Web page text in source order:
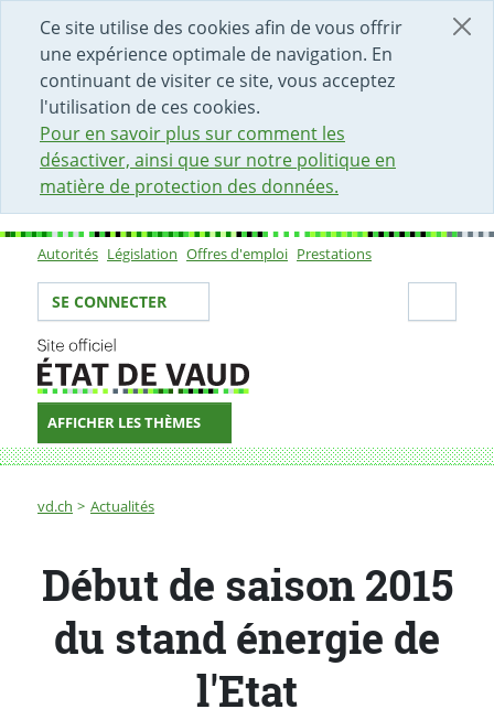
Ce site utilise des cookies afin de vous offrir
une expérience optimale de navigation. En
continuant de visiter ce site, vous acceptez
l'utilisation de ces cookies.
Pour en savoir plus sur comment les
désactiver, ainsi que sur notre politique en
matière de protection des données.
DÉBUT DU CONTENU DE LA PAGE
ACCÈS AU CHAMP DE RECHERCHE
PAGE D'ACCUEIL
FORMULAIRE DE CONTACT
Sous-navigation
Autorités Législation Offres d'emploi Prestations
Votre identité
SE CONNECTER
AFFICHER LES THÈMES
Fil d'Ariane
vd.ch Actualités
Début de saison 2015 du stand énergie de l'Etat
Début de saison 2015
du stand énergie de
l'Etat